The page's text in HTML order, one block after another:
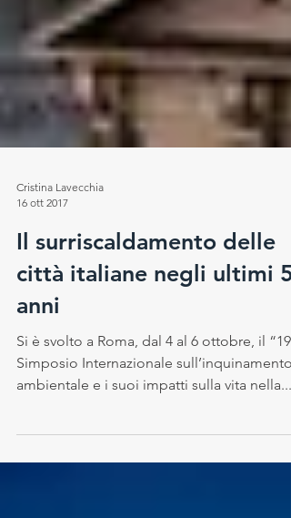
16 ott 2017
Il surriscaldamento delle
città italiane negli ultimi
anni
Si è svolto a Roma, dal 4 al 6 ottobre, il “19°
Simposio Internazionale sull’inquinamento